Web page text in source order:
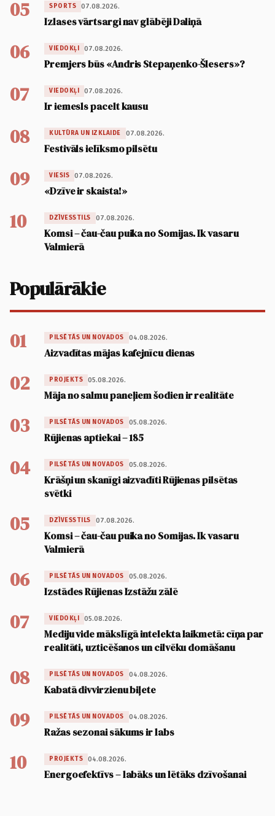
05 SPORTS 07.08.2026.
Izlases vārtsargi nav glābēji Daliņā
06 VIEDOKĻI 07.08.2026.
Premjers būs «Andris Stepaņenko-Šlesers»?
07 VIEDOKĻI 07.08.2026.
Ir iemesls pacelt kausu
08 KULTŪRA UN IZKLAIDE 07.08.2026.
Festivāls ielīksmo pilsētu
09 VIESIS 07.08.2026.
«Dzīve ir skaista!»
10 DZĪVESSTILS 07.08.2026.
Komsi – čau-čau puika no Somijas. Ik vasaru
Valmierā
Populārākie
01 PILSĒTĀS UN NOVADOS 04.08.2026.
Aizvadītas mājas kafejnīcu dienas
02 PROJEKTS 05.08.2026.
Māja no salmu paneļiem šodien ir realitāte
03 PILSĒTĀS UN NOVADOS 05.08.2026.
Rūjienas aptiekai – 185
04 PILSĒTĀS UN NOVADOS 05.08.2026.
Krāšņi un skanīgi aizvadīti Rūjienas pilsētas
svētki
05 DZĪVESSTILS 07.08.2026.
Komsi – čau-čau puika no Somijas. Ik vasaru
Valmierā
06 PILSĒTĀS UN NOVADOS 05.08.2026.
Izstādes Rūjienas Izstāžu zālē
07 VIEDOKĻI 05.08.2026.
Mediju vide mākslīgā intelekta laikmetā: cīņa par
realitāti, uzticēšanos un cilvēku domāšanu
08 PILSĒTĀS UN NOVADOS 04.08.2026.
Kabatā divvirzienu biļete
09 PILSĒTĀS UN NOVADOS 04.08.2026.
Ražas sezonai sākums ir labs
10 PROJEKTS 04.08.2026.
Energoefektīvs – labāks un lētāks dzīvošanai